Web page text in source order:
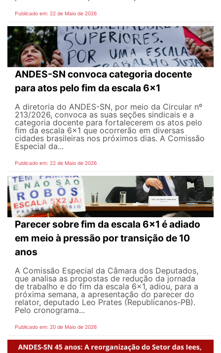
Publicado em: 22 de Maio de 2026
ANDES-SN convoca categoria docente
para atos pelo fim da escala 6x1
A diretoria do ANDES-SN, por meio da Circular nº
213/2026, convoca as suas seções sindicais e a
categoria docente para fortalecerem os atos pelo
fim da escala 6x1 que ocorrerão em diversas
cidades brasileiras nos próximos dias. A Comissão
Especial da...
Publicado em: 22 de Maio de 2026
Parecer sobre fim da escala 6x1 é adiado
em meio à pressão por transição de 10
anos
A Comissão Especial da Câmara dos Deputados,
que analisa as propostas de redução da jornada
de trabalho e do fim da escala 6x1, adiou, para a
próxima semana, a apresentação do parecer do
relator, deputado Leo Prates (Republicanos-PB).
Pelo cronograma...
Publicado em: 20 de Maio de 2026